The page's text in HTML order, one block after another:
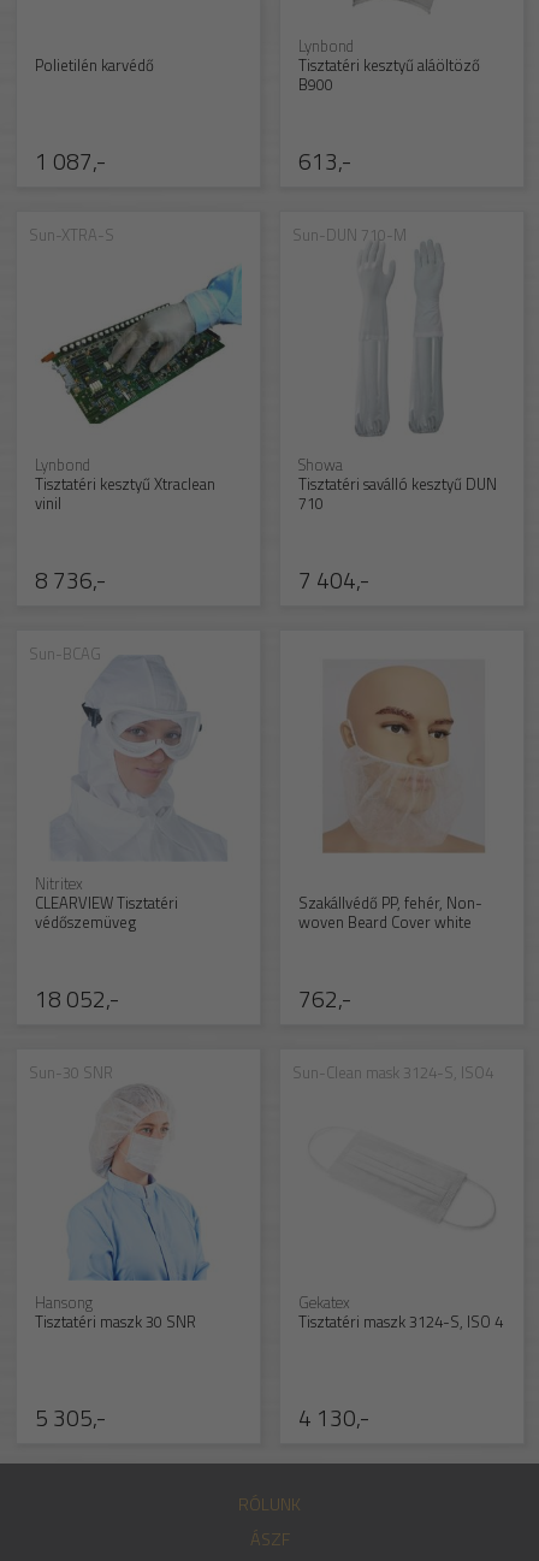
1 087,-
Polietilén karvédő
613,-
Lynbond
Tisztatéri kesztyű aláöltöző
B900
Sun-XTRA-S
8 736,-
Lynbond
Tisztatéri kesztyű Xtraclean
vinil
Sun-DUN 710-M
7 404,-
Showa
Tisztatéri saválló kesztyű DUN
710
Sun-BCAG
18 052,-
Nitritex
CLEARVIEW Tisztatéri
védőszemüveg
762,-
Szakállvédő PP, fehér, Non-
woven Beard Cover white
Sun-30 SNR
5 305,-
Hansong
Tisztatéri maszk 30 SNR
Sun-Clean mask 3124-S, ISO4
4 130,-
Gekatex
Tisztatéri maszk 3124-S, ISO 4
RÓLUNK
ÁSZF